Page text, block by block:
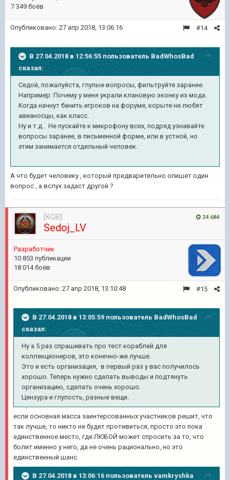
7 349 боёв
#14
Опубликовано: 27 апр 2018, 13:06:16
В 27.04.2018 в 12:56:55 пользователь BadWhosBad
сказал:
Седой, пожалуйста, глупые вопросы, фильтруйте заранее.
Например: Почему у меня украли клановую эконку из мода.
Когда начнут банить игроков на форуме, корыте не любят
авианосцы, как класс.
Ну и т.д.. Не пускайте к микрофону всех, подряд узнавайте
вопросы заранее, в письменной форме, или в устной, но
этим занимается отдельный человек.
А что будет человеку , который предварительно опишет один
вопрос , а вслух задаст другой ?
24 684
[KGB]
Sedoj_LV
Pазработчик
10 853 публикации
18 014 боёв
#15
Опубликовано: 27 апр 2018, 13:10:48
В 27.04.2018 в 13:05:59 пользователь BadWhosBad
сказал:
Ну а 5 раз спрашивать про тест кораблей для
коллекционеров, это конечно-же лучше.
Это и есть организация, в первый раз у вас получилось
хорошо. Теперь нужно сделать выводы и подтянуть
организацию, сделать очень хорошо.
Цензура и глупость, разные вещи.
если основная масса заинтерсованных участников решит, что
так лучше, то никто не будет противиться, просто это пока
единственное место, где ЛЮБОЙ может спросить за то, что
болит именно у него, да не очень рационально, но это
единственный шанс.
В 27.04.2018 в 13:06:16 пользователь vamkryshka